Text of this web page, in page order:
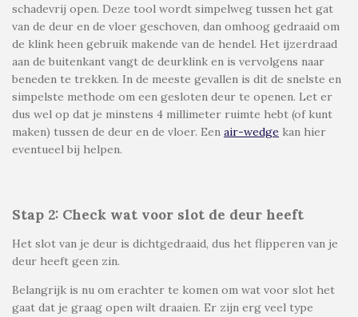
schadevrij open. Deze tool wordt simpelweg tussen het gat
van de deur en de vloer geschoven, dan omhoog gedraaid om
de klink heen gebruik makende van de hendel. Het ijzerdraad
aan de buitenkant vangt de deurklink en is vervolgens naar
beneden te trekken. In de meeste gevallen is dit de snelste en
simpelste methode om een gesloten deur te openen. Let er
dus wel op dat je minstens 4 millimeter ruimte hebt (of kunt
maken) tussen de deur en de vloer. Een air-wedge kan hier
eventueel bij helpen.
Stap 2: Check wat voor slot de deur heeft
Het slot van je deur is dichtgedraaid, dus het flipperen van je
deur heeft geen zin.
Belangrijk is nu om erachter te komen om wat voor slot het
gaat dat je graag open wilt draaien. Er zijn erg veel type